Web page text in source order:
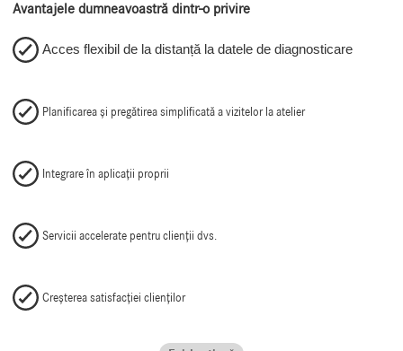
Avantajele dumneavoastră dintr-o privire
Acces flexibil de la distanță la datele de diagnosticare
Planificarea și pregătirea simplificată a vizitelor la atelier
Integrare în aplicații proprii
Servicii accelerate pentru clienții dvs.
Creșterea satisfacției clienților